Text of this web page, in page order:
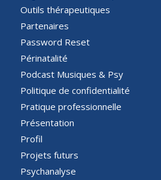
Outils thérapeutiques
Partenaires
Password Reset
Périnatalité
Podcast Musiques & Psy
Politique de confidentialité
Pratique professionnelle
Présentation
Profil
Projets futurs
Psychanalyse